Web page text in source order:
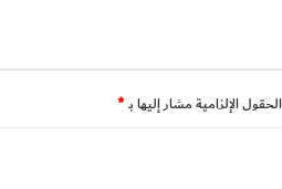
الحقول الإلزامية مشار إليها بـ*